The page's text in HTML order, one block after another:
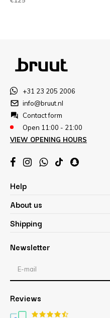
+31 23 205 2006
info@bruut.nl
Contact form
Open 11:00 - 21:00
VIEW OPENING HOURS
Help
About us
Shipping
Newsletter
Reviews